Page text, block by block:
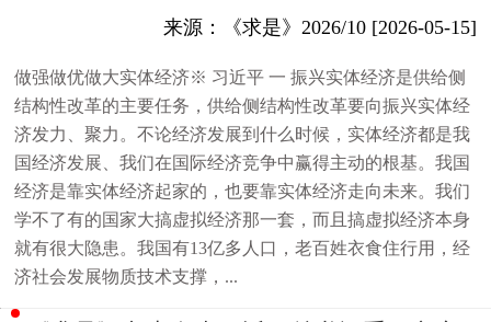
来源：《求是》2026/10 [2026-05-15]
做强做优做大实体经济※ 习近平 一 振兴实体经济是供给侧
结构性改革的主要任务，供给侧结构性改革要向振兴实体经
济发力、聚力。不论经济发展到什么时候，实体经济都是我
国经济发展、我们在国际经济竞争中赢得主动的根基。我国
经济是靠实体经济起家的，也要靠实体经济走向未来。我们
学不了有的国家大搞虚拟经济那一套，而且搞虚拟经济本身
就有很大隐患。我国有13亿多人口，老百姓衣食住行用，经
济社会发展物质技术支撑，...